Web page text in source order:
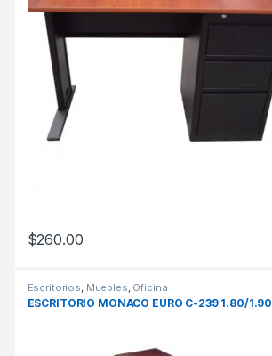
$260.00
Escritorios Muebles Oficina
ESCRITORIO MONACO EURO C-239 1.80/1.90